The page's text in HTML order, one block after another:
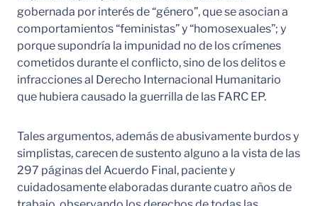
gobernada por interés de “género”, que se asocian a
comportamientos “feministas” y “homosexuales”; y
porque supondría la impunidad no de los crímenes
cometidos durante el conflicto, sino de los delitos e
infracciones al Derecho Internacional Humanitario
que hubiera causado la guerrilla de las FARC EP.
Tales argumentos, además de abusivamente burdos y
simplistas, carecen de sustento alguno a la vista de las
297 páginas del Acuerdo Final, paciente y
cuidadosamente elaboradas durante cuatro años de